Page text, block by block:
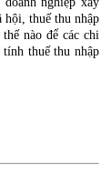
hội, thuế thu nhập
nào để các chi
thuế thu nhập